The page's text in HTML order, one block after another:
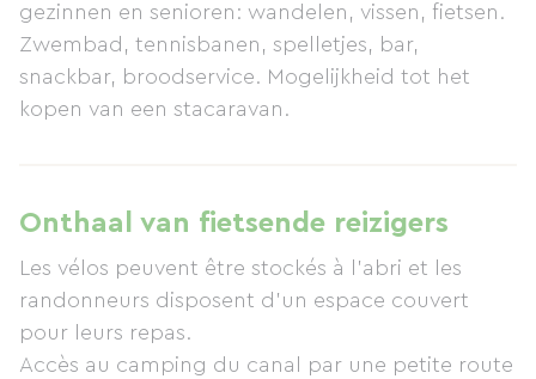
gezinnen en senioren: wandelen, vissen, fietsen.
Zwembad, tennisbanen, spelletjes, bar,
snackbar, broodservice. Mogelijkheid tot het
kopen van een stacaravan.
Onthaal van fietsende reizigers
Les vélos peuvent être stockés à l'abri et les
randonneurs disposent d'un espace couvert
pour leurs repas.
Accès au camping du canal par une petite route